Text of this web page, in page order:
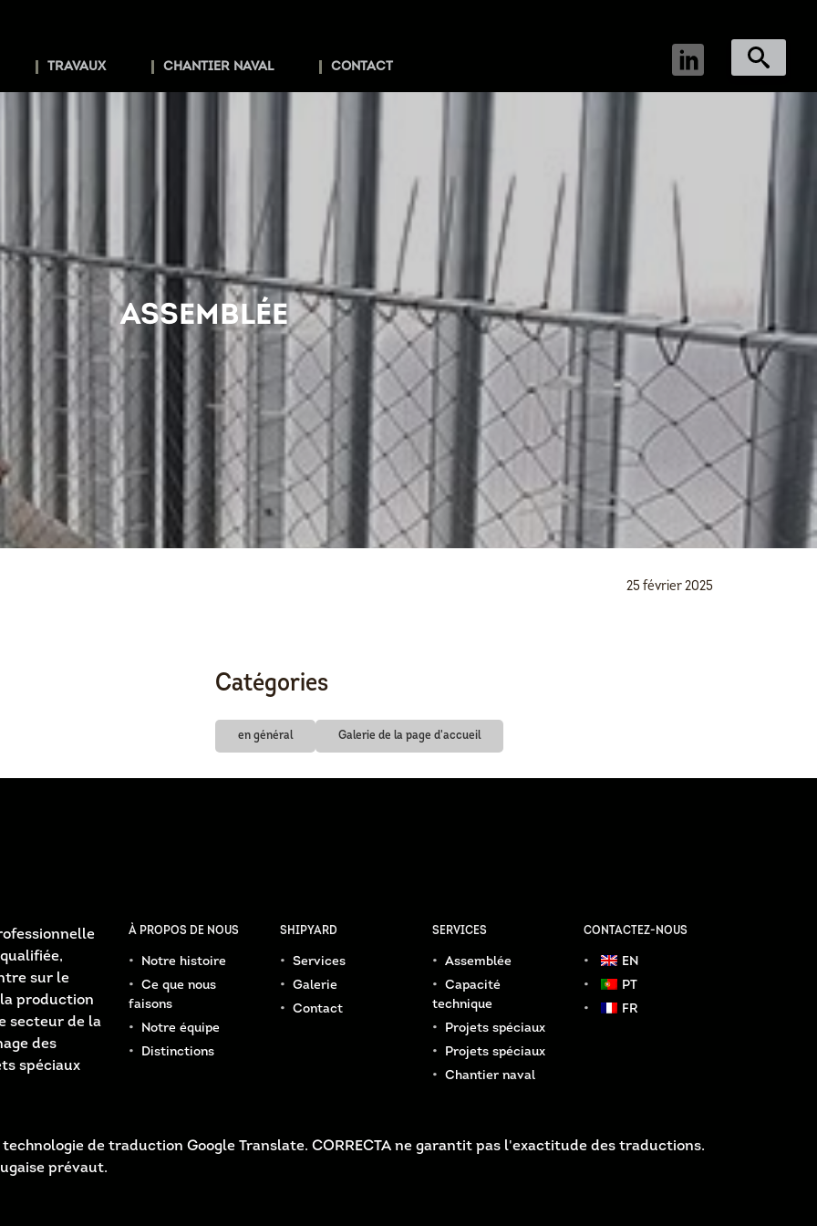
TRAVAUX CHANTIER NAVAL CONTACT
ASSEMBLÉE
25 février 2025
Catégories
en général Galerie de la page d'accueil
sur le
production
secteur de la
des
spéciaux
À PROPOS DE NOUS
Notre histoire
Ce que nous
faisons
Notre équipe
Distinctions
SHIPYARD
Services
Galerie
Contact
SERVICES
Assemblée
Capacité
technique
Projets spéciaux
Projets spéciaux
Chantier naval
CONTACTEZ-NOUS
EN
PT
FR
de traduction Google Translate. CORRECTA ne garantit pas l'exactitude des traductions.
prévaut.